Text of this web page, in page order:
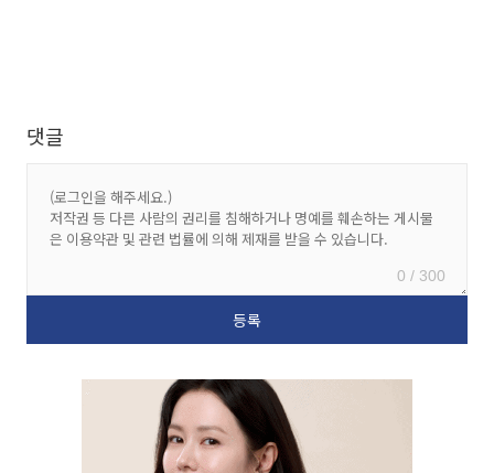
댓글
0 / 300